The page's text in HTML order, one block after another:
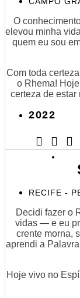
O
elevou minha
quem eu sou
Com toda
o Rhema!
certeza de
2022
  
RECIFE -
Decidi fazer o
vidas — e eu
crente morna,
aprendi a
Hoje vivo no